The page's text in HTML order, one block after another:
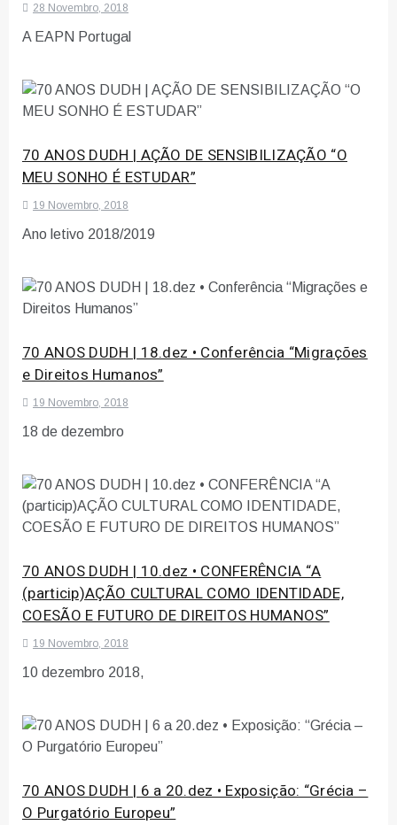
28 Novembro, 2018
A EAPN Portugal
70 ANOS DUDH | AÇÃO DE SENSIBILIZAÇÃO “O
MEU SONHO É ESTUDAR”
19 Novembro, 2018
Ano letivo 2018/2019
70 ANOS DUDH | 18.dez • Conferência “Migrações
e Direitos Humanos”
19 Novembro, 2018
18 de dezembro
70 ANOS DUDH | 10.dez • CONFERÊNCIA “A
(particip)AÇÃO CULTURAL COMO IDENTIDADE,
COESÃO E FUTURO DE DIREITOS HUMANOS”
19 Novembro, 2018
10 dezembro 2018,
70 ANOS DUDH | 6 a 20.dez • Exposição: “Grécia –
O Purgatório Europeu”